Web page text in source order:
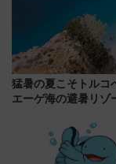
猛暑の夏こそトルコ
エーゲ海の避暑リ